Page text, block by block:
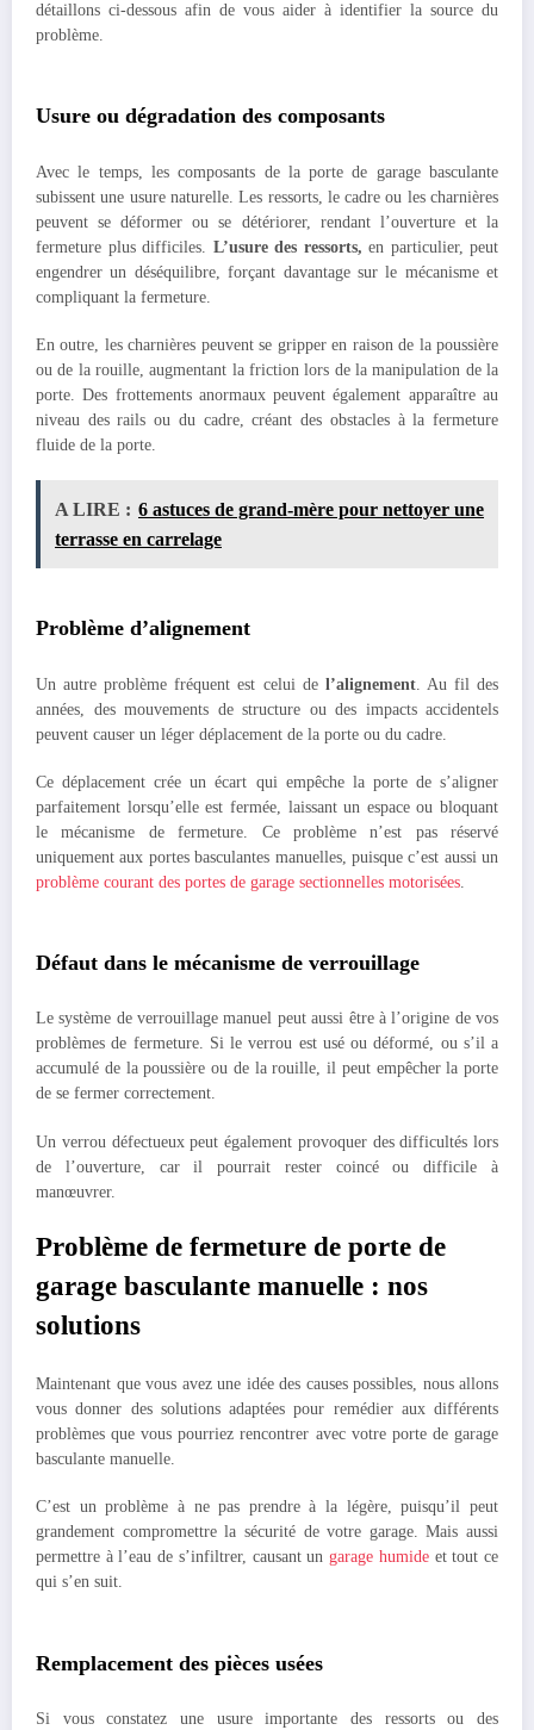
détaillons ci-dessous afin de vous aider à identifier la source du
problème.
Usure ou dégradation des composants
Avec le temps, les composants de la porte de garage basculante
subissent une usure naturelle. Les ressorts, le cadre ou les charnières
peuvent se déformer ou se détériorer, rendant l’ouverture et la
fermeture plus difficiles. L’usure des ressorts, en particulier, peut
engendrer un déséquilibre, forçant davantage sur le mécanisme et
compliquant la fermeture.
En outre, les charnières peuvent se gripper en raison de la poussière
ou de la rouille, augmentant la friction lors de la manipulation de la
porte. Des frottements anormaux peuvent également apparaître au
niveau des rails ou du cadre, créant des obstacles à la fermeture
fluide de la porte.
A LIRE : 6 astuces de grand-mère pour nettoyer une
terrasse en carrelage
Problème d’alignement
Un autre problème fréquent est celui de l’alignement. Au fil des
années, des mouvements de structure ou des impacts accidentels
peuvent causer un léger déplacement de la porte ou du cadre.
Ce déplacement crée un écart qui empêche la porte de s’aligner
parfaitement lorsqu’elle est fermée, laissant un espace ou bloquant
le mécanisme de fermeture. Ce problème n’est pas réservé
uniquement aux portes basculantes manuelles, puisque c’est aussi un
problème courant des portes de garage sectionnelles motorisées
Défaut dans le mécanisme de verrouillage
Le système de verrouillage manuel peut aussi être à l’origine de vos
problèmes de fermeture. Si le verrou est usé ou déformé, ou s’il a
accumulé de la poussière ou de la rouille, il peut empêcher la porte
de se fermer correctement.
Un verrou défectueux peut également provoquer des difficultés lors
de l’ouverture, car il pourrait rester coincé ou difficile à
manœuvrer.
Problème de fermeture de porte de
garage basculante manuelle : nos
solutions
Maintenant que vous avez une idée des causes possibles, nous allons
vous donner des solutions adaptées pour remédier aux différents
problèmes que vous pourriez rencontrer avec votre porte de garage
basculante manuelle.
C’est un problème à ne pas prendre à la légère, puisqu’il peut
grandement compromettre la sécurité de votre garage. Mais aussi
permettre à l’eau de s’infiltrer, causant ungarage humideet tout ce
qui s’en suit.
Remplacement des pièces usées
Si vous constatez une usure importante des ressorts ou des